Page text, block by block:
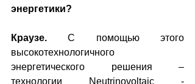
энергетики?
Краузе. С помощью этого
высокотехнологичного
энергетического решения –
технологии Neutrinovoltaic -